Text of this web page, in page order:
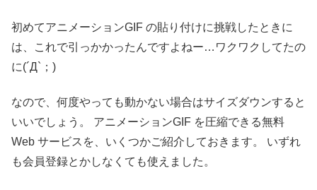
初めてアニメーションGIF の貼り付けに挑戦したときに
は、これで引っかかったんですよねー…ワクワクしてたの
に(´Д`；)
なので、何度やっても動かない場合はサイズダウンすると
いいでしょう。
アニメーションGIF を圧縮できる無料
Web サービスを、いくつかご紹介しておきます。
いずれ
も会員登録とかしなくても使えました。